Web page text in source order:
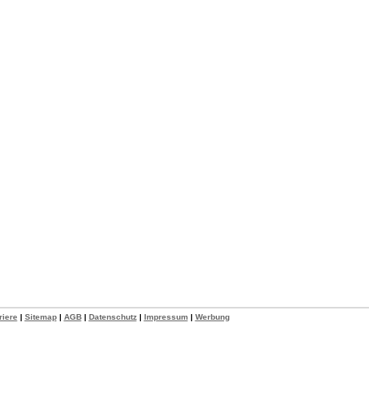
| Sitemap| AGB| Datenschutz| Impressum| Werbung